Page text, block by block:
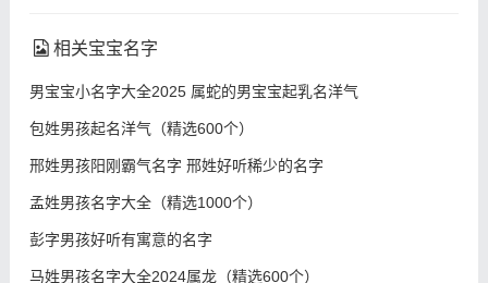
相关宝宝名字
男宝宝小名字大全2025 属蛇的男宝宝起乳名洋气
包姓男孩起名洋气（精选600个）
邢姓男孩阳刚霸气名字 邢姓好听稀少的名字
孟姓男孩名字大全（精选1000个）
彭字男孩好听有寓意的名字
马姓男孩名字大全2024属龙（精选600个）